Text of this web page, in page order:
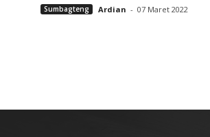
Sumbagteng Ardian - 07 Maret 2022